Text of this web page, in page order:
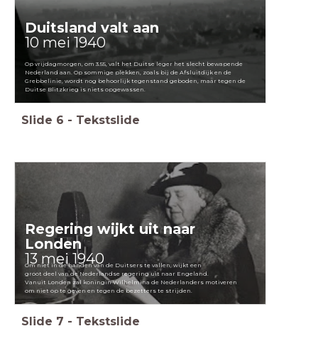
Duitsland valt aan
10 mei 1940
Op vrijdagmorgen, om 3.55, valt het Duitse leger het slecht bewapende
Nederland aan. Op sommige plekken, zoals bij de Afsluitdijk en de
Grebbelinie, wordt nog behoorlijk tegenstand geboden, maar tegen de
Duitse Blitzkrieg is niets opgewassen.
Slide 6 - Tekstslide
Regering wijkt uit naar
Londen
13 mei 1940
Om niet in de handen van de Duitsers te vallen, wijkt een
groot deel van de Nederlandse regering uit naar Engeland.
Vanuit Londen zal koningin Wilhelmina de Nederlanders motiveren
om niet op te geven en tegen de bezetters te strijden.
Slide 7 - Tekstslide